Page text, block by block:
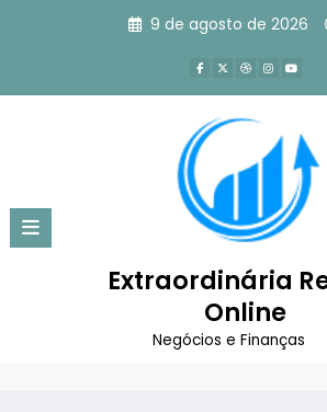
9 de agosto de 2026
Extraordinária
Online
Negócios e Finanças
Mensagens de Fim de
Clientes: + 20
Página inicial
Marketing
Mensagens de Fim de Ano para
Prontas